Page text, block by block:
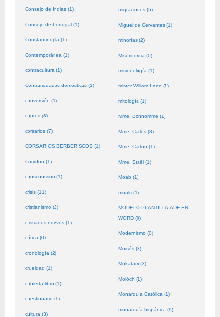
Consejo de Indias (1)
Consejo de Portugal (1)
Constantinopla (1)
Contemporánea (1)
contracultura (1)
Contrariedades domésticas (1)
conversión (1)
coptos (3)
corsarios (7)
CORSARIOS BERBERISCOS (1)
Corydon (1)
couscoussou (1)
crisis (11)
cristianismo (2)
cristianos nuevos (1)
crítica (0)
cronología (2)
crueldad (1)
cubierta libro (1)
cuestionario (1)
cultura (3)
migraciones (5)
Miguel de Cervantes (1)
minorías (2)
Misericordia (0)
misionología (1)
mister William Lane (1)
mitología (1)
Mme. Bonhomme (1)
Mme. Carlès (3)
Mme. Cartou (1)
Mme. Staël (1)
Moab (1)
moals (1)
MODELO PLANTILLA ADF EN
WORD (0)
Modernismo (0)
Moisés (3)
Mokatam (3)
Molóch (1)
Monarquía Católica (1)
monarquía hispánica (9)